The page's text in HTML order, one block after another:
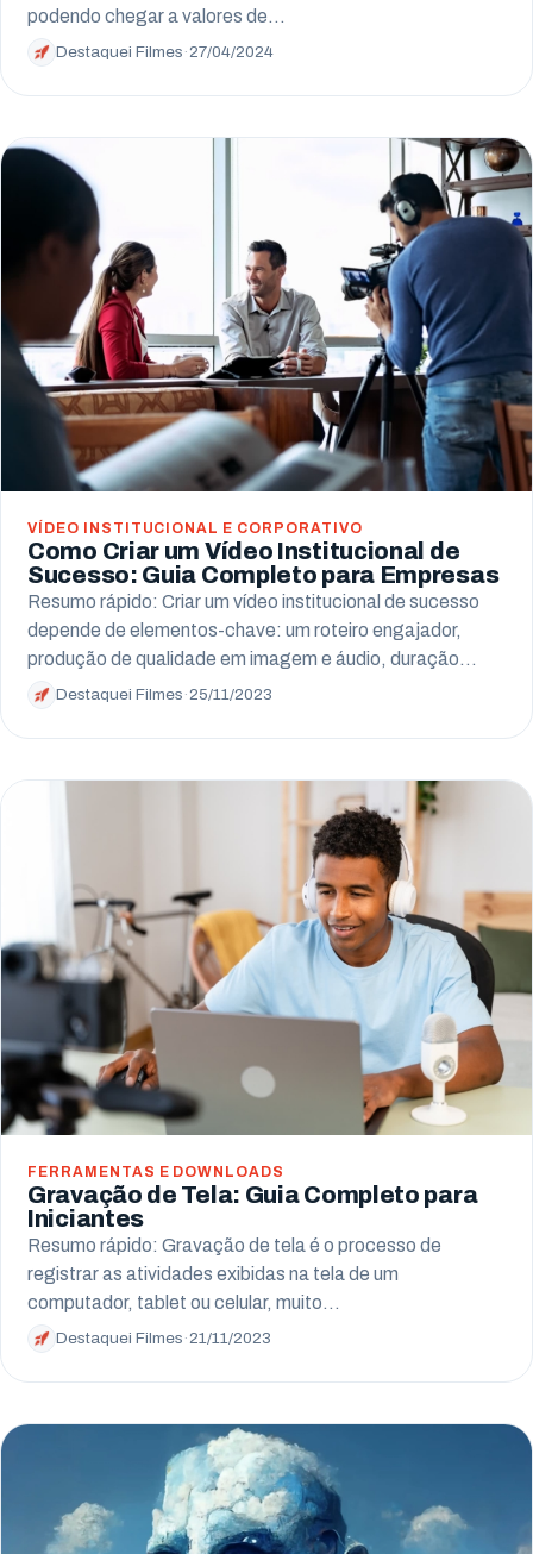
podendo chegar a valores de…
Destaquei Filmes ·27/04/2024
VÍDEO INSTITUCIONAL E CORPORATIVO
Como Criar um Vídeo Institucional de
Sucesso: Guia Completo para Empresas
Resumo rápido: Criar um vídeo institucional de sucesso
depende de elementos-chave: um roteiro engajador,
produção de qualidade em imagem e áudio, duração…
Destaquei Filmes ·25/11/2023
FERRAMENTAS E DOWNLOADS
Gravação de Tela: Guia Completo para
Iniciantes
Resumo rápido: Gravação de tela é o processo de
registrar as atividades exibidas na tela de um
computador, tablet ou celular, muito…
Destaquei Filmes ·21/11/2023